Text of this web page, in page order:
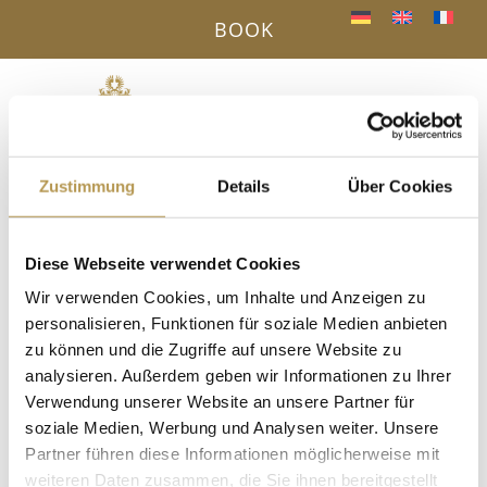
Zustimmung Details Über Cookies
Diese Webseite verwendet Cookies
Wir verwenden Cookies, um Inhalte und Anzeigen zu
personalisieren, Funktionen für soziale Medien anbieten
zu können und die Zugriffe auf unsere Website zu
analysieren. Außerdem geben wir Informationen zu Ihrer
Verwendung unserer Website an unsere Partner für
soziale Medien, Werbung und Analysen weiter. Unsere
Partner führen diese Informationen möglicherweise mit
weiteren Daten zusammen, die Sie ihnen bereitgestellt
YOUR BENEFITS - DIRECT BOOKING
a Menu
BOOK
This event has passed.
Guided tour of the Trautwein
tannery in Schiltach
12. August 2025, 11:00 - 12:00